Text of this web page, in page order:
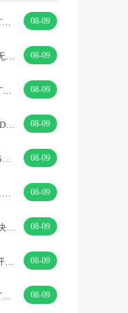
08-09
08-09
08-09
08-09
08-09
08-09
08-09
08-09
08-09